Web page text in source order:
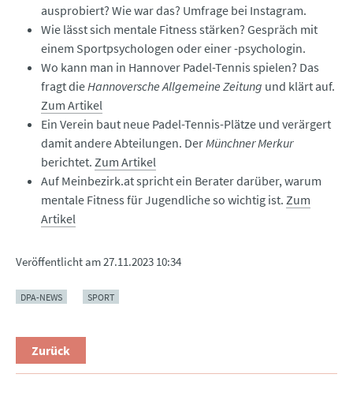
ausprobiert? Wie war das? Umfrage bei Instagram.
Wie lässt sich mentale Fitness stärken? Gespräch mit
einem Sportpsychologen oder einer -psychologin.
Wo kann man in Hannover Padel-Tennis spielen? Das
fragt dieHannoversche Allgemeine Zeitung und klärt auf.
Zum Artikel
Ein Verein baut neue Padel-Tennis-Plätze und verärgert
damit andere Abteilungen. DerMünchner Merkur
berichtet. Zum Artikel
Auf Meinbezirk.at spricht ein Berater darüber, warum
mentale Fitness für Jugendliche so wichtig ist. Zum
Artikel
Veröffentlicht am27.11.2023 10:34
DPA-NEWS SPORT
Zurück